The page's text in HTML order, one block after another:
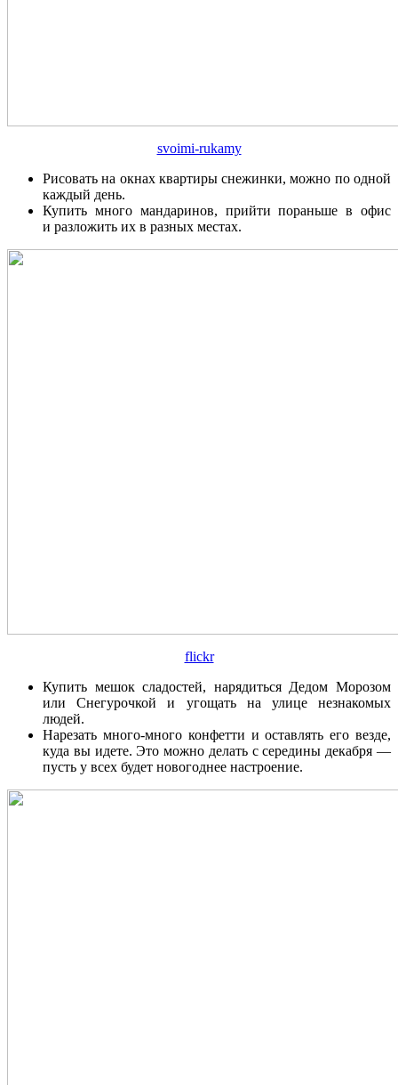
svoimi-rukamy
Рисовать на окнах квартиры снежинки, можно по одной
каждый день.
Купить много мандаринов, прийти пораньше в офис
и разложить их в разных местах.
flickr
Купить мешок сладостей, нарядиться Дедом Морозом
или Снегурочкой и угощать на улице незнакомых
людей.
Нарезать много-много конфетти и оставлять его везде,
куда вы идете. Это можно делать с середины декабря —
пусть у всех будет новогоднее настроение.